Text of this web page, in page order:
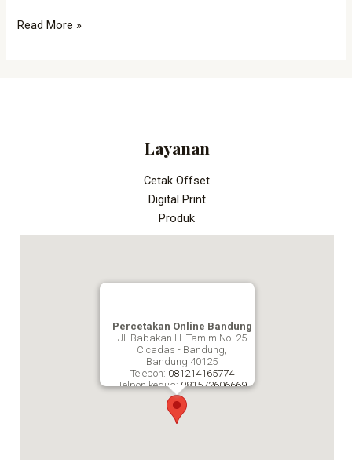
Read More »
Layanan
Cetak Offset
Digital Print
Produk
Percetakan Online Bandung
Jl. Babakan H. Tamim No. 25
Cicadas - Bandung,
Bandung 40125
Telepon: 081214165774
Telpon kedua: 081572606669
Percetakan Online Bandung